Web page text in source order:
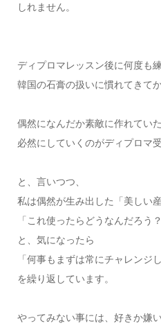
しれません。
ディプロマレッスン後に何度も練
韓国の石膏の扱いに慣れてきて
偶然になんだか素敵に作れてい
必然にしていくのがディプロマ
と、言いつつ、
私は偶然が生み出した「美しい
「これ使ったらどうなんだろう？
と、気になったら
「何事もまずは常にチャレンジ
を繰り返しています。
やってみない事には、好きか嫌